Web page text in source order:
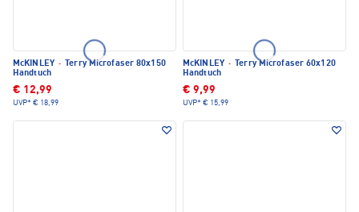
McKINLEY ·
Terry Microfaser 80x150
Handtuch
€ 12,99
UVP* € 18,99
McKINLEY ·
Terry Microfaser 60x120
Handtuch
€ 9,99
UVP* € 15,99